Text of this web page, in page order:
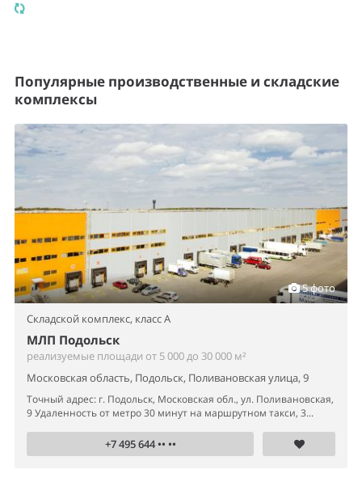
Популярные производственные и складские
комплексы
5 фото
Складской комплекс, класс A
МЛП Подольск
реализуемые площади от 5 000 до 30 000 м²
Московская область, Подольск, Поливановская улица, 9
Точный адрес: г. Подольск, Московская обл., ул. Поливановская,
9 Удаленность от метро 30 минут на маршрутном такси, 3...
+7 495 644 •• ••